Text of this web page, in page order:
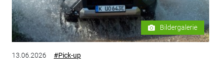
Bildergalerie
13.06.2026 #Pick-up